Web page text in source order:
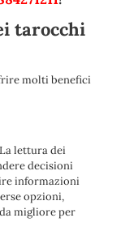
tarocchi
molti benefici
lettura dei
decisioni
informazioni
opzioni,
migliore per